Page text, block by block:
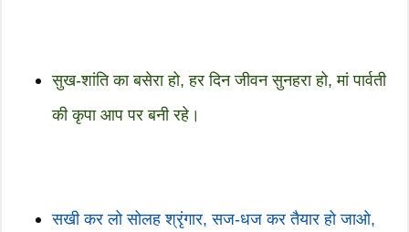
सुख-शांति का बसेरा हो, हर दिन जीवन सुनहरा हो, मां पार्वती
की कृपा आप पर बनी रहे।
सखी कर लो सोलह श्रृंगार, सज-धज कर तैयार हो जाओ,